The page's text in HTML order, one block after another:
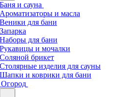
Баня и сауна
Ароматизаторы и масла
Веники для бани
Запарка
Наборы для бани
Рукавицы и мочалки
Соляной брикет
Столярные изделия для сауны
Шапки и коврики для бани